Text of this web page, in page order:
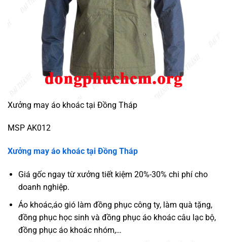
Xưởng may áo khoác tại Đồng Tháp
MSP AK012
Xưởng may áo khoác tại Đồng Tháp
Giá gốc ngay từ xưởng tiết kiệm 20%-30% chi phí cho
doanh nghiệp.
Áo khoác,áo gió làm đồng phục công ty, làm quà tặng,
đồng phục học sinh và đồng phục áo khoác câu lạc bộ,
đồng phục áo khoác nhóm,…